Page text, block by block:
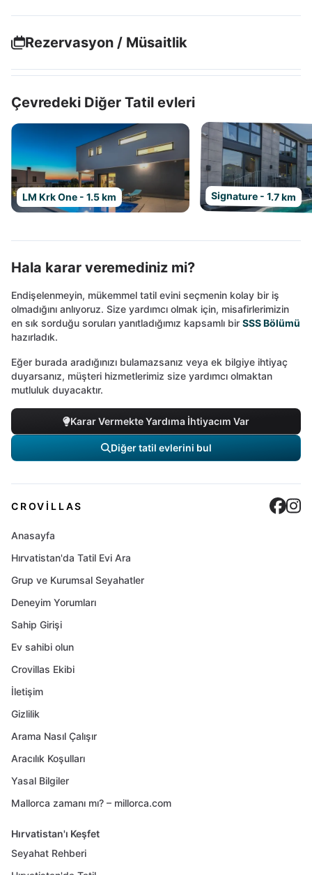
Rezervasyon / Müsaitlik
Çevredeki Diğer Tatil evleri
LM Krk One - 1.5 km Signature - 1.7 km
Hala karar veremediniz mi?
Endişelenmeyin, mükemmel tatil evini seçmenin kolay bir iş
olmadığını anlıyoruz. Size yardımcı olmak için, misafirlerimizin
en sık sorduğu soruları yanıtladığımız kapsamlı bir SSS Bölümü
hazırladık.
Eğer burada aradığınızı bulamazsanız veya ek bilgiye ihtiyaç
duyarsanız, müşteri hizmetlerimiz size yardımcı olmaktan
mutluluk duyacaktır.
Karar Vermekte Yardıma İhtiyacım Var
Diğer tatil evlerini bul
CROVILLAS
Anasayfa
Hırvatistan'da Tatil Evi Ara
Grup ve Kurumsal Seyahatler
Deneyim Yorumları
Sahip Girişi
Ev sahibi olun
Crovillas Ekibi
İletişim
Gizlilik
Arama Nasıl Çalışır
Aracılık Koşulları
Yasal Bilgiler
Mallorca zamanı mı? – millorca.com
Hırvatistan'ı Keşfet
Seyahat Rehberi